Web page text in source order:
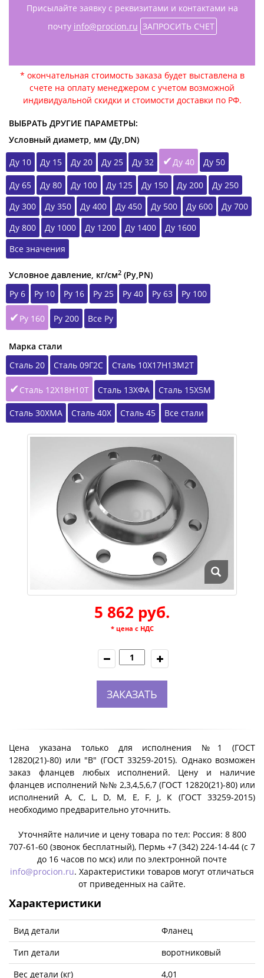
Присылайте заявку с реквизитами и контактами на
почту info@procion.ru ЗАПРОСИТЬ СЧЕТ
* окончательная стоимость заказа будет выставлена в
счете на оплату менеджером с учетом возможной
индивидуальной скидки и стоимости доставки по РФ.
ВЫБРАТЬ ДРУГИЕ ПАРАМЕТРЫ:
Условный диаметр, мм (Ду,DN)
Ду 10
Ду 15 Ду 20 Ду 25 Ду 32 Ду 40 Ду 50
Ду 65 Ду 80 Ду 100 Ду 125 Ду 150 Ду 200
Ду 250
Ду 300
Ду 350 Ду 400 Ду 450 Ду 500 Ду 600
Ду 700
Ду 800
Ду 1000 Ду 1200 Ду 1400
Ду 1600
Все значения
Условное давление, кг/см2 (Ру,РN)
Ру 6
Ру 10 Ру 16 Ру 25 Ру 40 Ру 63 Ру 100
Ру 160 Ру 200 Все Ру
Марка стали
Сталь 20
Сталь 09Г2С Сталь 10Х17Н13М2Т
Сталь 12Х18Н10Т Сталь 13ХФА Сталь 15Х5М
Сталь 30ХМА Сталь 40Х Сталь 45 Все стали
5 862 руб.
* цена с НДС
ЗАКАЗАТЬ
Цена указана только для исполнения №1 (ГОСТ
12820(21)-80) или "B" (ГОСТ 33259-2015). Однако возможен
заказ фланцев любых исполнений. Цену и наличие
фланцев исполнений №№ 2,3,4,5,6,7 (ГОСТ 12820(21)-80) или
исполнений A, C, L, D, M, E, F, J, К (ГОСТ 33259-2015)
необходимо предварительно уточнить.
Уточняйте наличие и цену товара по тел: Россия: 8 800
707-61-60 (звонок бесплатный), Пермь +7 (342) 224-14-44 (c 7
до 16 часов по мск) или по электронной почте
info@procion.ru. Характеристики товаров могут отличаться
от приведенных на сайте.
Характеристики
Вид детали
Фланец
Тип детали
воротниковый
Вес детали (кг)
4,01